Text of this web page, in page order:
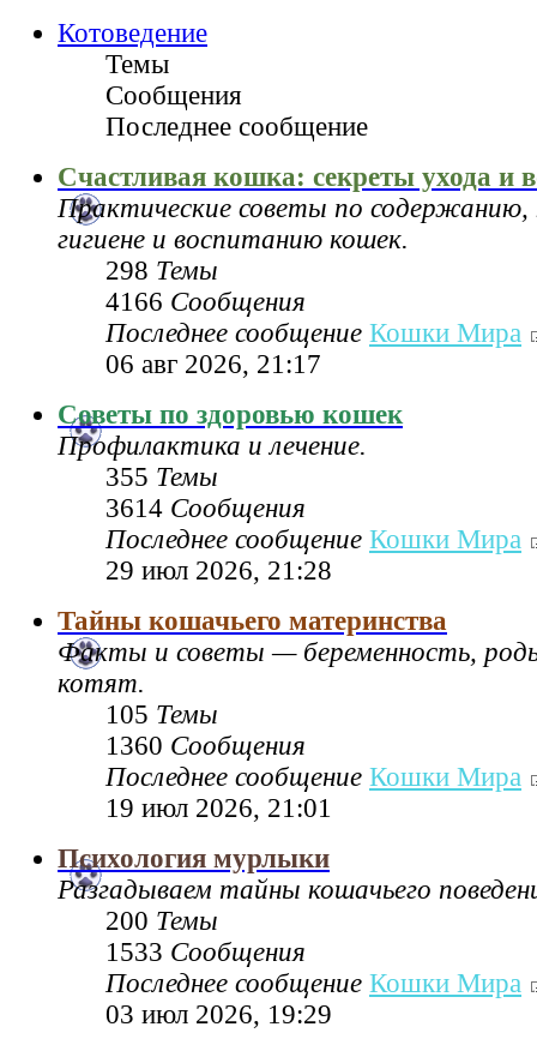
Котоведение
Темы
Сообщения
Последнее сообщение
Счастливая кошка: секреты ухода и
Практические советы по содержанию,
гигиене и воспитанию кошек.
298 Темы
4166 Сообщения
Последнее сообщение Кошки Мира
06 авг 2026, 21:17
Советы по здоровью кошек
Профилактика и лечение.
355 Темы
3614 Сообщения
Последнее сообщение Кошки Мира
29 июл 2026, 21:28
Тайны кошачьего материнства
Факты и советы — беременность,
котят.
105 Темы
1360 Сообщения
Последнее сообщение Кошки Мира
19 июл 2026, 21:01
Психология мурлыки
Разгадываем тайны кошачьего
200 Темы
1533 Сообщения
Последнее сообщение Кошки Мира
03 июл 2026, 19:29